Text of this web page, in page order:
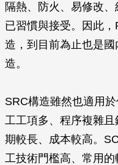
隔熱、防火、易修改
已習慣與接受。因此
造，到目前為止也是
造。
SRC構造雖然也適用
工工項多、程序複雜
期較長、成本較高。
工技術門檻高、常用